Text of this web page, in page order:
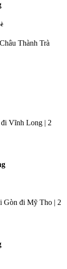
Thành Trà
đi Vĩnh Long | 2
Gòn đi Mỹ Tho | 2